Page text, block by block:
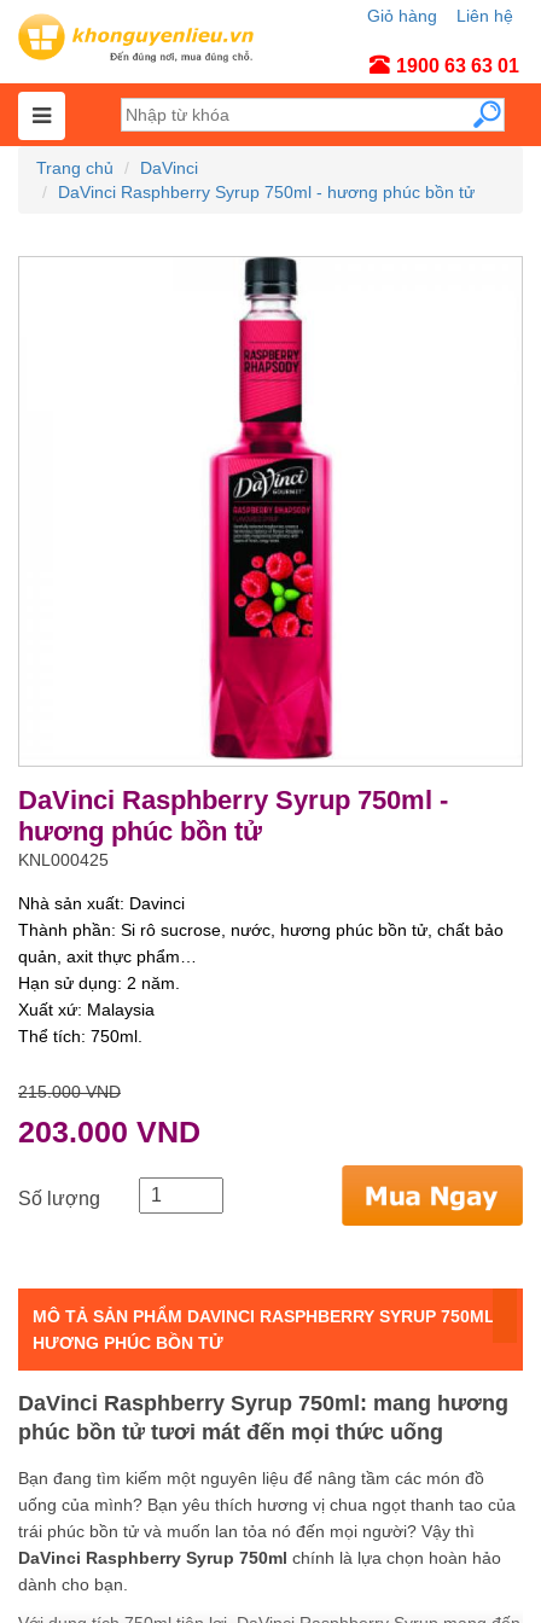
Liên hệ
Giỏ hàng
1900 63 63 01
Trang chủ
DaVinci
DaVinci Rasphberry Syrup 750ml - hương phúc bồn tử
DaVinci Rasphberry Syrup 750ml -
hương phúc bồn tử
KNL000425
Nhà sản xuất: Davinci
Thành phần: Si rô sucrose, nước, hương phúc bồn tử, chất bảo
quản, axit thực phẩm…
Hạn sử dụng: 2 năm.
Xuất xứ: Malaysia
Thể tích: 750ml.
215.000 VND
203.000 VND
Số lượng
MÔ TẢ SẢN PHẨM DAVINCI RASPHBERRY SYRUP 750ML -
HƯƠNG PHÚC BỒN TỬ
DaVinci Rasphberry Syrup 750ml: mang hương
phúc bồn tử tươi mát đến mọi thức uống
Bạn đang tìm kiếm một nguyên liệu để nâng tầm các món đồ
uống của mình? Bạn yêu thích hương vị chua ngọt thanh tao của
trái phúc bồn tử và muốn lan tỏa nó đến mọi người? Vậy thì
DaVinci Rasphberry Syrup 750ml chính là lựa chọn hoàn hảo
dành cho bạn.